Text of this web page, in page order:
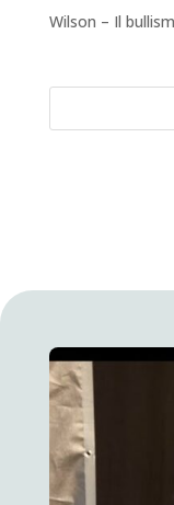
Wilson – Il